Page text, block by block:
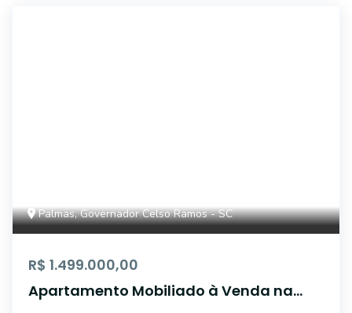
Palmas, Governador Celso Ramos - SC
R$ 1.499.000,00
Apartamento Mobiliado à Venda na